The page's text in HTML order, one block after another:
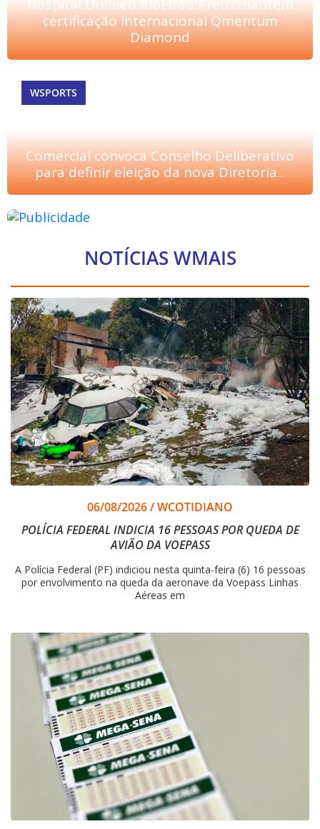
Hospital Unimed Ribeirão Preto mantém
certificação internacional Qmentum
Diamond
WSPORTS
Comercial convoca Conselho Deliberativo
para definir eleição da nova Diretoria...
NOTÍCIAS WMAIS
06/08/2026/WCOTIDIANO
POLÍCIA FEDERAL INDICIA 16 PESSOAS POR QUEDA DE
AVIÃO DA VOEPASS
A Polícia Federal (PF) indiciou nesta quinta-feira (6) 16 pessoas
por envolvimento na queda da aeronave da Voepass Linhas
Aéreas em